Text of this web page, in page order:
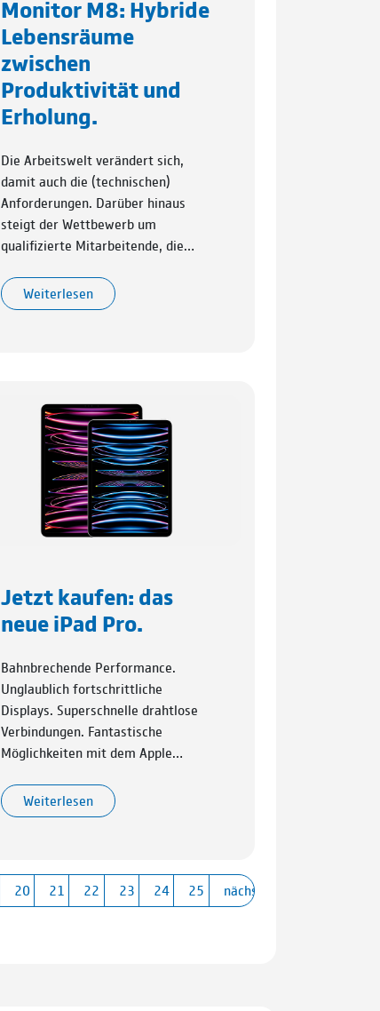
Monitor M8: Hybride
Lebensräume
zwischen
Produktivität und
Erholung.
Die Arbeitswelt verändert sich,
damit auch die (technischen)
Anforderungen. Darüber hinaus
steigt der Wettbewerb um
qualifizierte Mitarbeitende, die…
Weiterlesen
Jetzt kaufen: das
neue iPad Pro.
Bahnbrechende Performance.
Unglaublich fortschrittliche
Displays. Superschnelle drahtlose
Verbindungen. Fantastische
Möglichkeiten mit dem Apple…
Weiterlesen
20 21 22 23 24 25 nächste